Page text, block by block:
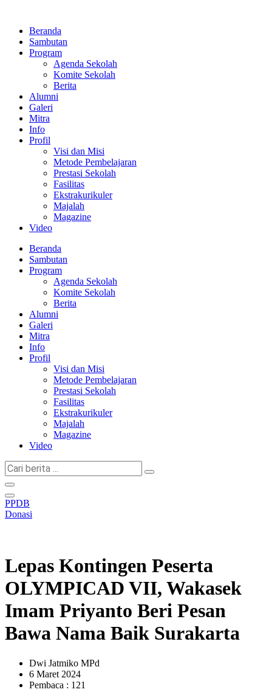
kontenBeranda
Sambutan
Program
Agenda Sekolah
Komite Sekolah
Berita
Alumni
Galeri
Mitra
Info
Profil
Visi dan Misi
Metode Pembelajaran
Prestasi Sekolah
Fasilitas
Ekstrakurikuler
Majalah
Magazine
Video
Beranda
Sambutan
Program
Agenda Sekolah
Komite Sekolah
Berita
Alumni
Galeri
Mitra
Info
Profil
Visi dan Misi
Metode Pembelajaran
Prestasi Sekolah
Fasilitas
Ekstrakurikuler
Majalah
Magazine
Video
Cari
berita
...
PPDB
Donasi
Lepas Kontingen Peserta
OLYMPICAD VII, Wakasek
Imam Priyanto Beri Pesan
Bawa Nama Baik Surakarta
Dwi Jatmiko MPd
6 Maret 2024
Pembaca : 121